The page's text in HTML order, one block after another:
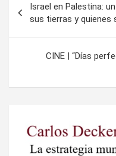
de
entradas
Israel en Palestina:
sus tierras y quienes
CINE | “Días